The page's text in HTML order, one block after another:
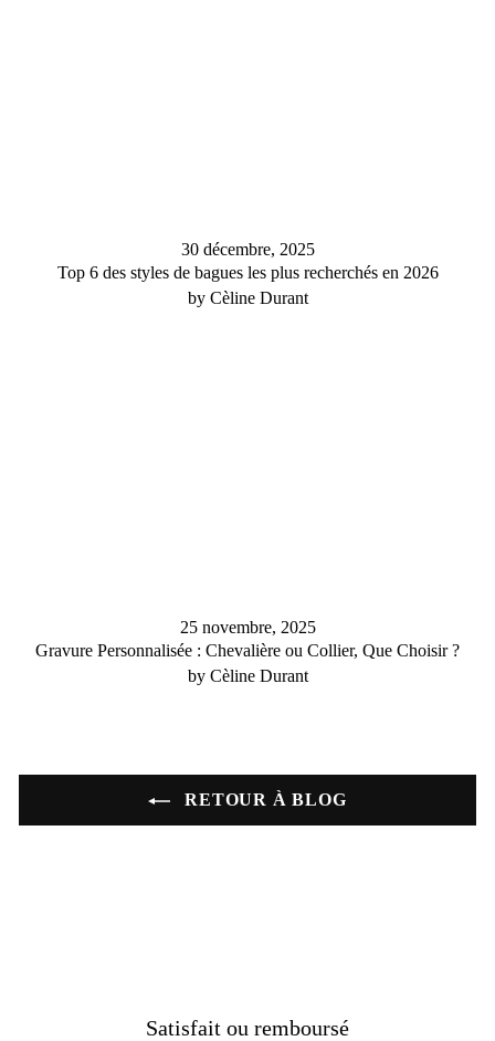
30 décembre, 2025
Top 6 des styles de bagues les plus recherchés en 2026
by Cèline Durant
25 novembre, 2025
Gravure Personnalisée : Chevalière ou Collier, Que Choisir ?
by Cèline Durant
RETOUR À BLOG
Satisfait ou remboursé